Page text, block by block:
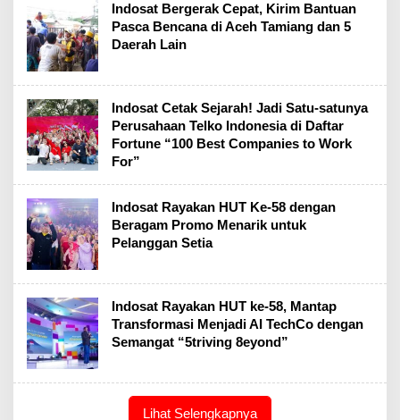
Indosat Bergerak Cepat, Kirim Bantuan
Pasca Bencana di Aceh Tamiang dan 5
Daerah Lain
Indosat Cetak Sejarah! Jadi Satu-satunya
Perusahaan Telko Indonesia di Daftar
Fortune “100 Best Companies to Work
For”
Indosat Rayakan HUT Ke-58 dengan
Beragam Promo Menarik untuk
Pelanggan Setia
Indosat Rayakan HUT ke-58, Mantap
Transformasi Menjadi AI TechCo dengan
Semangat “5triving 8eyond”
Lihat Selengkapnya